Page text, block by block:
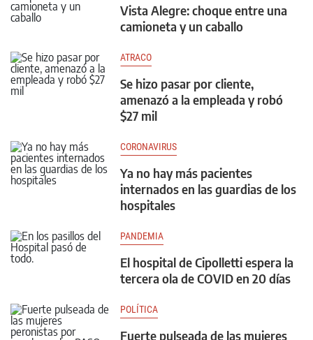
Vista Alegre: choque entre una
camioneta y un caballo
ATRACO
Se hizo pasar por cliente,
amenazó a la empleada y robó
$27 mil
CORONAVIRUS
Ya no hay más pacientes
internados en las guardias de los
hospitales
PANDEMIA
El hospital de Cipolletti espera la
tercera ola de COVID en 20 días
POLÍTICA
Fuerte pulseada de las mujeres